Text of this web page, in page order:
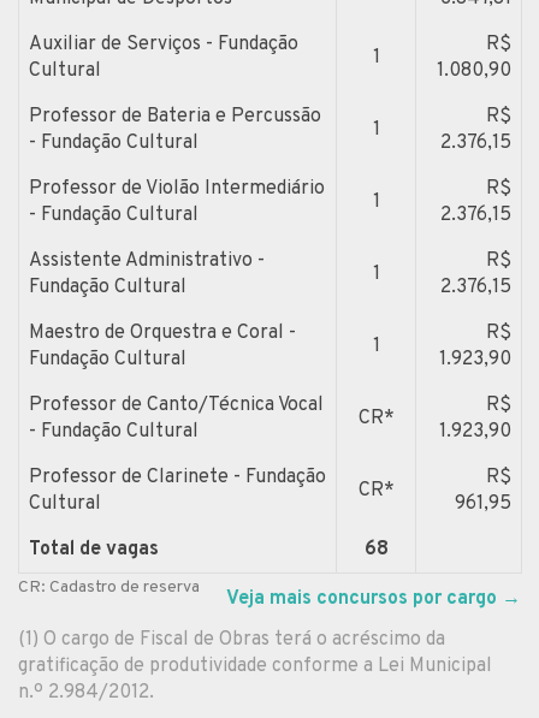
Auxiliar de Serviços - Fundação
Cultural
1
R$
1.080,90
Professor de Bateria e Percussão
- Fundação Cultural
1
R$
2.376,15
Professor de Violão Intermediário
- Fundação Cultural
1
R$
2.376,15
Assistente Administrativo -
Fundação Cultural
1
R$
2.376,15
Maestro de Orquestra e Coral -
Fundação Cultural
1
R$
1.923,90
Professor de Canto/Técnica Vocal
- Fundação Cultural
CR*
R$
1.923,90
Professor de Clarinete - Fundação
Cultural
CR*
R$
961,95
Total de vagas
68
CR: Cadastro de reserva Veja mais concursos por cargo →
(1) O cargo de Fiscal de Obras terá o acréscimo da
gratificação de produtividade conforme a Lei Municipal
n.º 2.984/2012.